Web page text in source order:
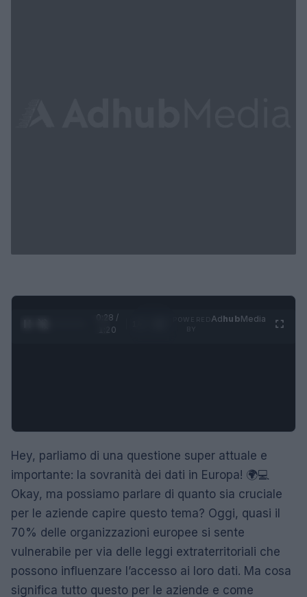
0:29 /
1:20
AdhubMedia
Hey, parliamo di una questione super attuale e
importante: la sovranità dei dati in Europa! 🌍💻
Okay, ma possiamo parlare di quanto sia cruciale
per le aziende capire questo tema? Oggi, quasi il
70% delle organizzazioni europee si sente
vulnerabile per via delle leggi extraterritoriali che
possono influenzare l’accesso ai loro dati. Ma cosa
significa tutto questo per le aziende e come